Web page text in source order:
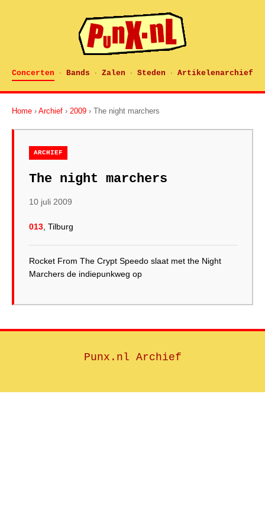
Concerten · Bands · Zalen · Steden · Artikelenarchief
Home › Archief › 2009 › The night marchers
ARCHIEF
The night marchers
10 juli 2009
013 , Tilburg
Rocket From The Crypt Speedo slaat met the Night
Punx.nl Archief